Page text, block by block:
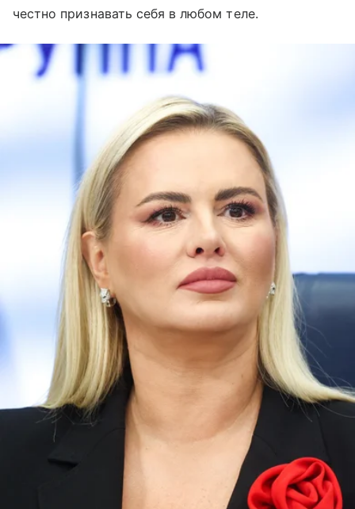
честно признавать себя в любом теле.